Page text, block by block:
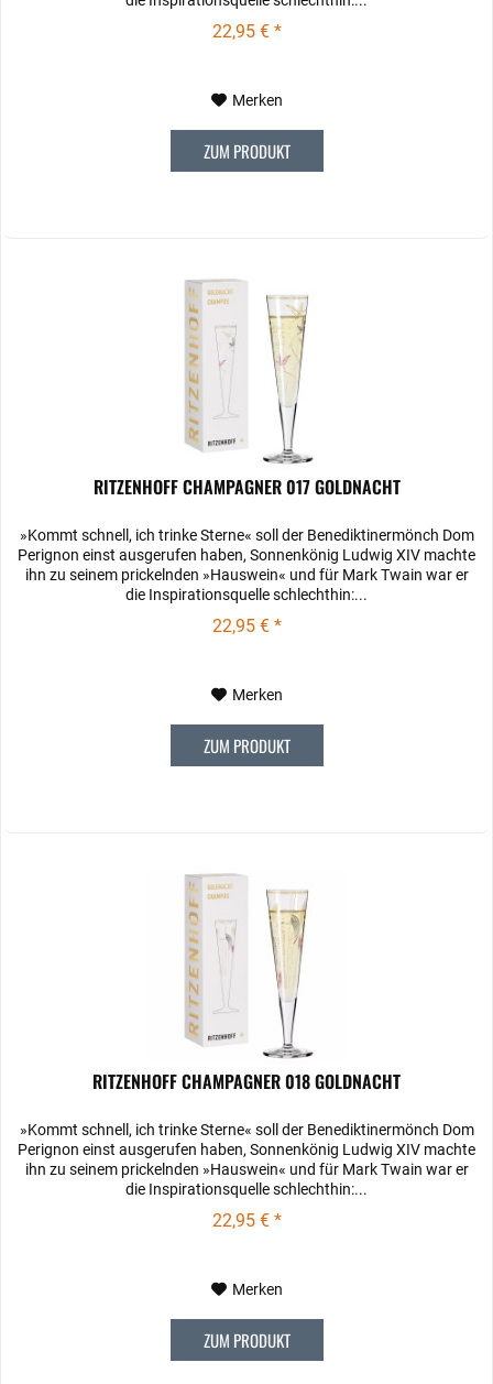
22,95 € *
Merken
ZUM PRODUKT
RITZENHOFF CHAMPAGNER 017 GOLDNACHT
»Kommt schnell, ich trinke Sterne« soll der Benediktinermönch Dom
Perignon einst ausgerufen haben, Sonnenkönig Ludwig XIV machte
ihn zu seinem prickelnden »Hauswein« und für Mark Twain war er
die Inspirationsquelle schlechthin:...
22,95 € *
Merken
ZUM PRODUKT
RITZENHOFF CHAMPAGNER 018 GOLDNACHT
»Kommt schnell, ich trinke Sterne« soll der Benediktinermönch Dom
Perignon einst ausgerufen haben, Sonnenkönig Ludwig XIV machte
ihn zu seinem prickelnden »Hauswein« und für Mark Twain war er
die Inspirationsquelle schlechthin:...
22,95 € *
Merken
ZUM PRODUKT